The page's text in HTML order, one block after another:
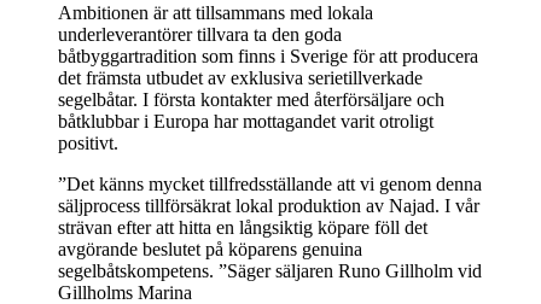
Ambitionen är att tillsammans med lokala
underleverantörer tillvara ta den goda
båtbyggartradition som finns i Sverige för att producera
det främsta utbudet av exklusiva serietillverkade
segelbåtar. I första kontakter med återförsäljare och
båtklubbar i Europa har mottagandet varit otroligt
positivt.
”Det känns mycket tillfredsställande att vi genom denna
säljprocess tillförsäkrat lokal produktion av Najad. I vår
strävan efter att hitta en långsiktig köpare föll det
avgörande beslutet på köparens genuina
segelbåtskompetens. ”Säger säljaren Runo Gillholm vid
Gillholms Marina